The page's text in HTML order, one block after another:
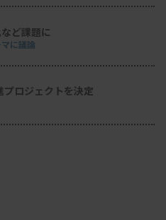
ど課題に
に議論
ロジェクトを決定